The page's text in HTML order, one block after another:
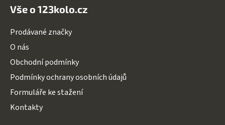
Vše o 123kolo.cz
Prodávané značky
O nás
Obchodní podmínky
Podmínky ochrany osobních údajů
Formuláře ke stažení
Kontakty